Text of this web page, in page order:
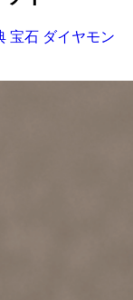
宝石 ダイヤモン